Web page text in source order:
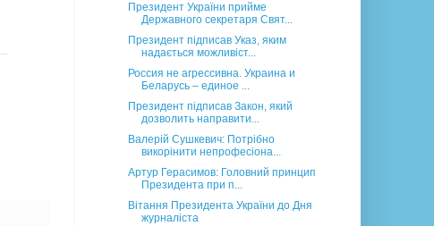
Президент України прийме
Державного секретаря Свят...
Президент підписав Указ, яким
надається можливіст...
Россия не агрессивна. Украина и
Беларусь – единое ...
Президент підписав Закон, який
дозволить направити...
Валерій Сушкевич: Потрібно
викорінити непрофесіона...
Артур Герасимов: Головний принцип
Президента при п...
Вітання Президента України до Дня
журналіста